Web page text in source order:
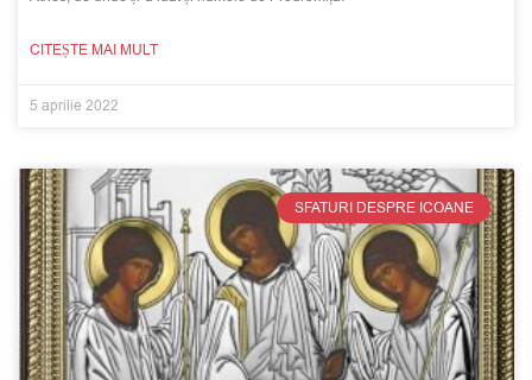
CITEȘTE MAI MULT
5 aprilie 2022
SFATURI DESPRE ICOANE